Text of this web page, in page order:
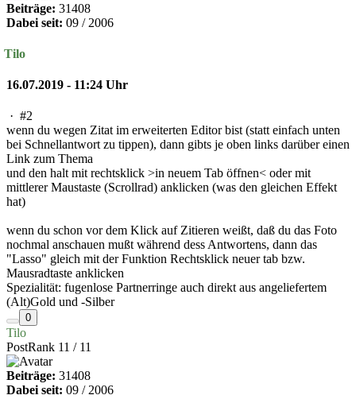
Beiträge: 31408
Dabei seit: 09 / 2006
Tilo
16.07.2019 - 11:24 Uhr
· #2
wenn du wegen Zitat im erweiterten Editor bist (statt einfach unten
bei Schnellantwort zu tippen), dann gibts je oben links darüber einen
Link zum Thema
und den halt mit rechtsklick >in neuem Tab öffnen< oder mit
mittlerer Maustaste (Scrollrad) anklicken (was den gleichen Effekt
hat)
wenn du schon vor dem Klick auf Zitieren weißt, daß du das Foto
nochmal anschauen mußt während dess Antwortens, dann das
"Lasso" gleich mit der Funktion Rechtsklick neuer tab bzw.
Mausradtaste anklicken
Spezialität: fugenlose Partnerringe auch direkt aus angeliefertem
(Alt)Gold und -Silber
0
Tilo
PostRank 11 / 11
Beiträge: 31408
Dabei seit: 09 / 2006